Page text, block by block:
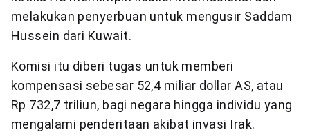
melakukan penyerbuan untuk mengusir Saddam
Hussein dari Kuwait.
Komisi itu diberi tugas untuk memberi
kompensasi sebesar 52,4 miliar dollar AS, atau
Rp 732,7 triliun, bagi negara hingga individu yang
mengalami penderitaan akibat invasi Irak.